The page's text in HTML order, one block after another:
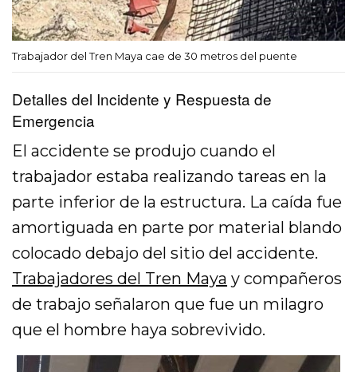
Trabajador del Tren Maya cae de 30 metros del puente
Detalles del Incidente y Respuesta de
Emergencia
El accidente se produjo cuando el
trabajador estaba realizando tareas en la
parte inferior de la estructura. La caída fue
amortiguada en parte por material blando
colocado debajo del sitio del accidente.
Trabajadores del Tren Maya y compañeros
de trabajo señalaron que fue un milagro
que el hombre haya sobrevivido.